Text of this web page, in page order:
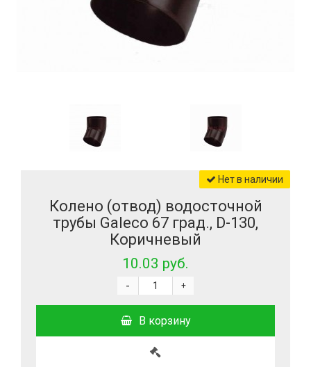
Нет в наличии
Колено (отвод) водосточной
трубы Galeco 67 град., D-130,
Коричневый
10.03 руб.
+
-
В корзину